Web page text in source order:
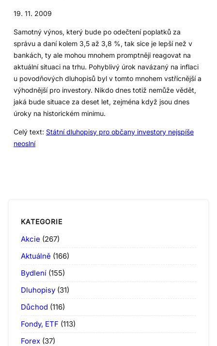
19. 11. 2009
Samotný výnos, který bude po odečtení poplatků za
správu a daní kolem 3,5 až 3,8 %, tak sice je lepší než v
bankách, ty ale mohou mnohem promptněji reagovat na
aktuální situaci na trhu. Pohyblivý úrok navázaný na inflaci
u povodňových dluhopisů byl v tomto mnohem vstřícnější a
výhodnější pro investory. Nikdo dnes totiž nemůže vědět,
jaká bude situace za deset let, zejména když jsou dnes
úroky na historickém minimu.
Celý text: Státní dluhopisy pro občany investory nejspíše
neoslní
KATEGORIE
Akcie (267)
Aktuálně (166)
Bydlení (155)
Dluhopisy (31)
Důchod (116)
Fondy, ETF (113)
Forex (37)